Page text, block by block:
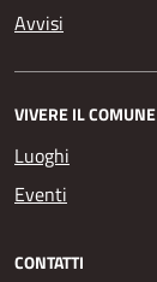
Avvisi
VIVERE IL COMUNE
Luoghi
Eventi
CONTATTI